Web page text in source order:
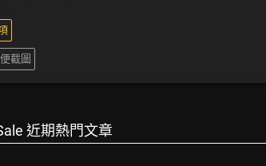
截圖
近期熱門文章